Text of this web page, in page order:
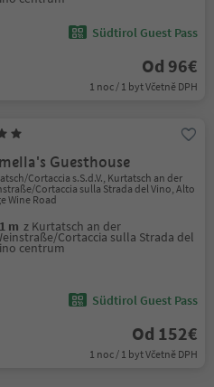
Südtirol Guest Pass
Od 96€
1 noc / 1 byt Včetně DPH
Guesthouse
Cortaccia s.S.d.V., Kurtatsch an der
Cortaccia sulla Strada del Vino, Alto
Wine Road
m z Kurtatsch an der
Cortaccia sulla Strada del
centrum
Südtirol Guest Pass
Od 152€
1 noc / 1 byt Včetně DPH